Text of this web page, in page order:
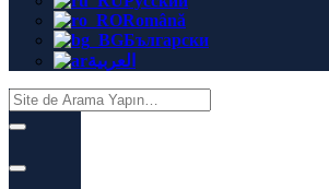
Română
Български
العربية